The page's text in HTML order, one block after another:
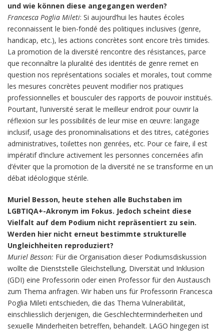
und wie können diese angegangen werden?
Francesca Poglia Mileti: Si aujourd’hui les hautes écoles
reconnaissent le bien-fondé des politiques inclusives (genre,
handicap, etc.), les actions concrètes sont encore très timides.
La promotion de la diversité rencontre des résistances, parce
que reconnaître la pluralité des identités de genre remet en
question nos représentations sociales et morales, tout comme
les mesures concrètes peuvent modifier nos pratiques
professionnelles et bousculer des rapports de pouvoir institués.
Pourtant, l’université serait le meilleur endroit pour ouvrir la
réflexion sur les possibilités de leur mise en œuvre: langage
inclusif, usage des pronominalisations et des titres, catégories
administratives, toilettes non genrées, etc. Pour ce faire, il est
impératif d’inclure activement les personnes concernées afin
d’éviter que la promotion de la diversité ne se transforme en un
débat idéologique stérile.
Muriel Besson, heute stehen alle Buchstaben im
LGBTIQA+-Akronym im Fokus. Jedoch scheint diese
Vielfalt auf dem Podium nicht repräsentiert zu sein.
Werden hier nicht erneut bestimmte strukturelle
Ungleichheiten reproduziert?
Muriel Besson: Für die Organisation dieser Podiumsdiskussion
wollte die Dienststelle Gleichstellung, Diversität und Inklusion
(GDI) eine Professorin oder einen Professor für den Austausch
zum Thema anfragen. Wir haben uns für Professorin Francesca
Poglia Mileti entschieden, die das Thema Vulnerabilität,
einschliesslich derjenigen, die Geschlechterminderheiten und
sexuelle Minderheiten betreffen, behandelt. LAGO hingegen ist